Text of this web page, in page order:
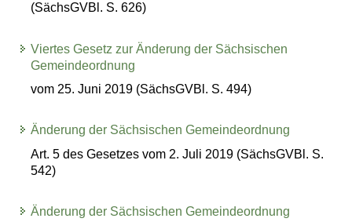
(SächsGVBl. S. 626)
Viertes Gesetz zur Änderung der Sächsischen
Gemeindeordnung
vom 25. Juni 2019 (SächsGVBl. S. 494)
Änderung der Sächsischen Gemeindeordnung
Art. 5 des Gesetzes vom 2. Juli 2019 (SächsGVBl. S.
542)
Änderung der Sächsischen Gemeindeordnung